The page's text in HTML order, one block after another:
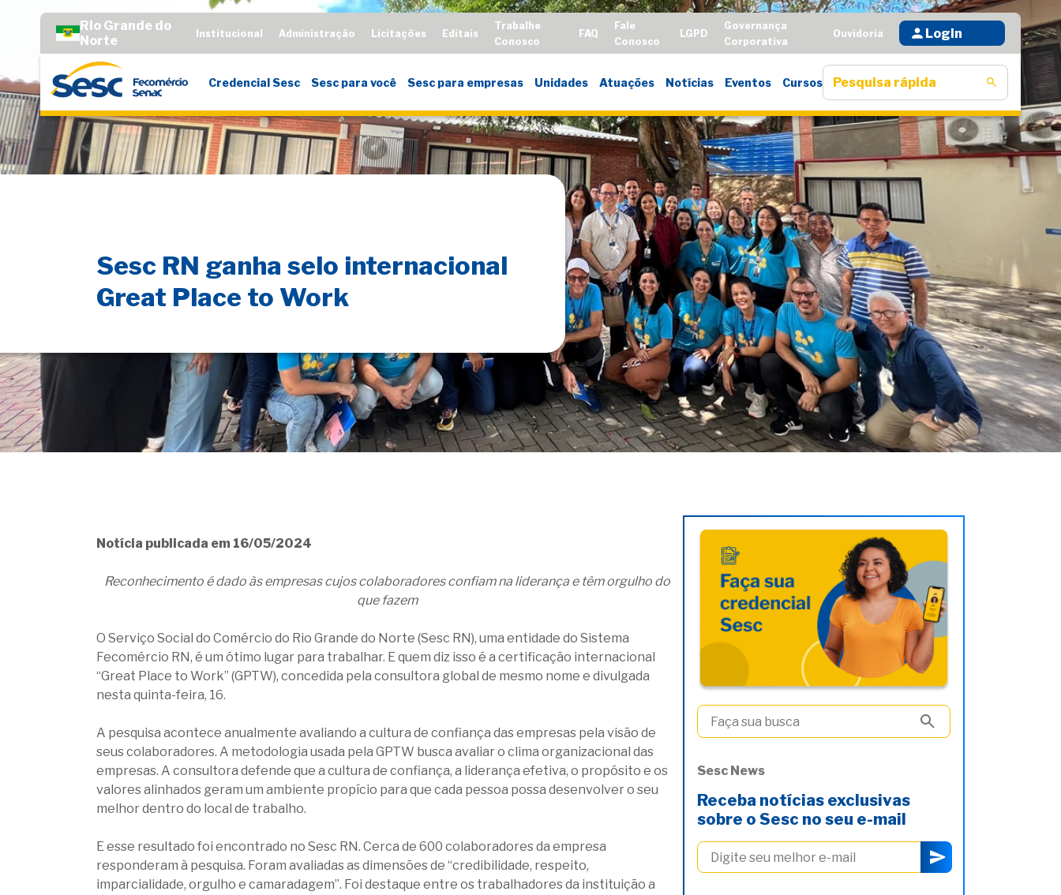
Rio Grande do
Norte
Institucional Administração Licitações Editais
Trabalhe
Conosco
FAQ
Fale
Conosco
LGPD
Governança
Corporativa
Ouvidoria Login
Credencial Sesc Sesc para você Sesc para empresas Unidades Atuações Notícias Eventos Cursos
Sesc RN ganha selo internacional
Great Place to Work
Notícia publicada em 16/05/2024
Reconhecimento é dado às empresas cujos colaboradores confiam na liderança e têm orgulho do
que fazem
O Serviço Social do Comércio do Rio Grande do Norte (Sesc RN), uma entidade do Sistema
Fecomércio RN, é um ótimo lugar para trabalhar. E quem diz isso é a certificação internacional
“Great Place to Work” (GPTW), concedida pela consultora global de mesmo nome e divulgada
nesta quinta-feira, 16.
A pesquisa acontece anualmente avaliando a cultura de confiança das empresas pela visão de
seus colaboradores. A metodologia usada pela GPTW busca avaliar o clima organizacional das
empresas. A consultora defende que a cultura de confiança, a liderança efetiva, o propósito e os
valores alinhados geram um ambiente propício para que cada pessoa possa desenvolver o seu
melhor dentro do local de trabalho.
E esse resultado foi encontrado no Sesc RN. Cerca de 600 colaboradores da empresa
responderam à pesquisa. Foram avaliadas as dimensões de “credibilidade, respeito,
imparcialidade, orgulho e camaradagem”. Foi destaque entre os trabalhadores da instituição a
Sesc News
Receba notícias exclusivas
sobre o Sesc no seu e-mail